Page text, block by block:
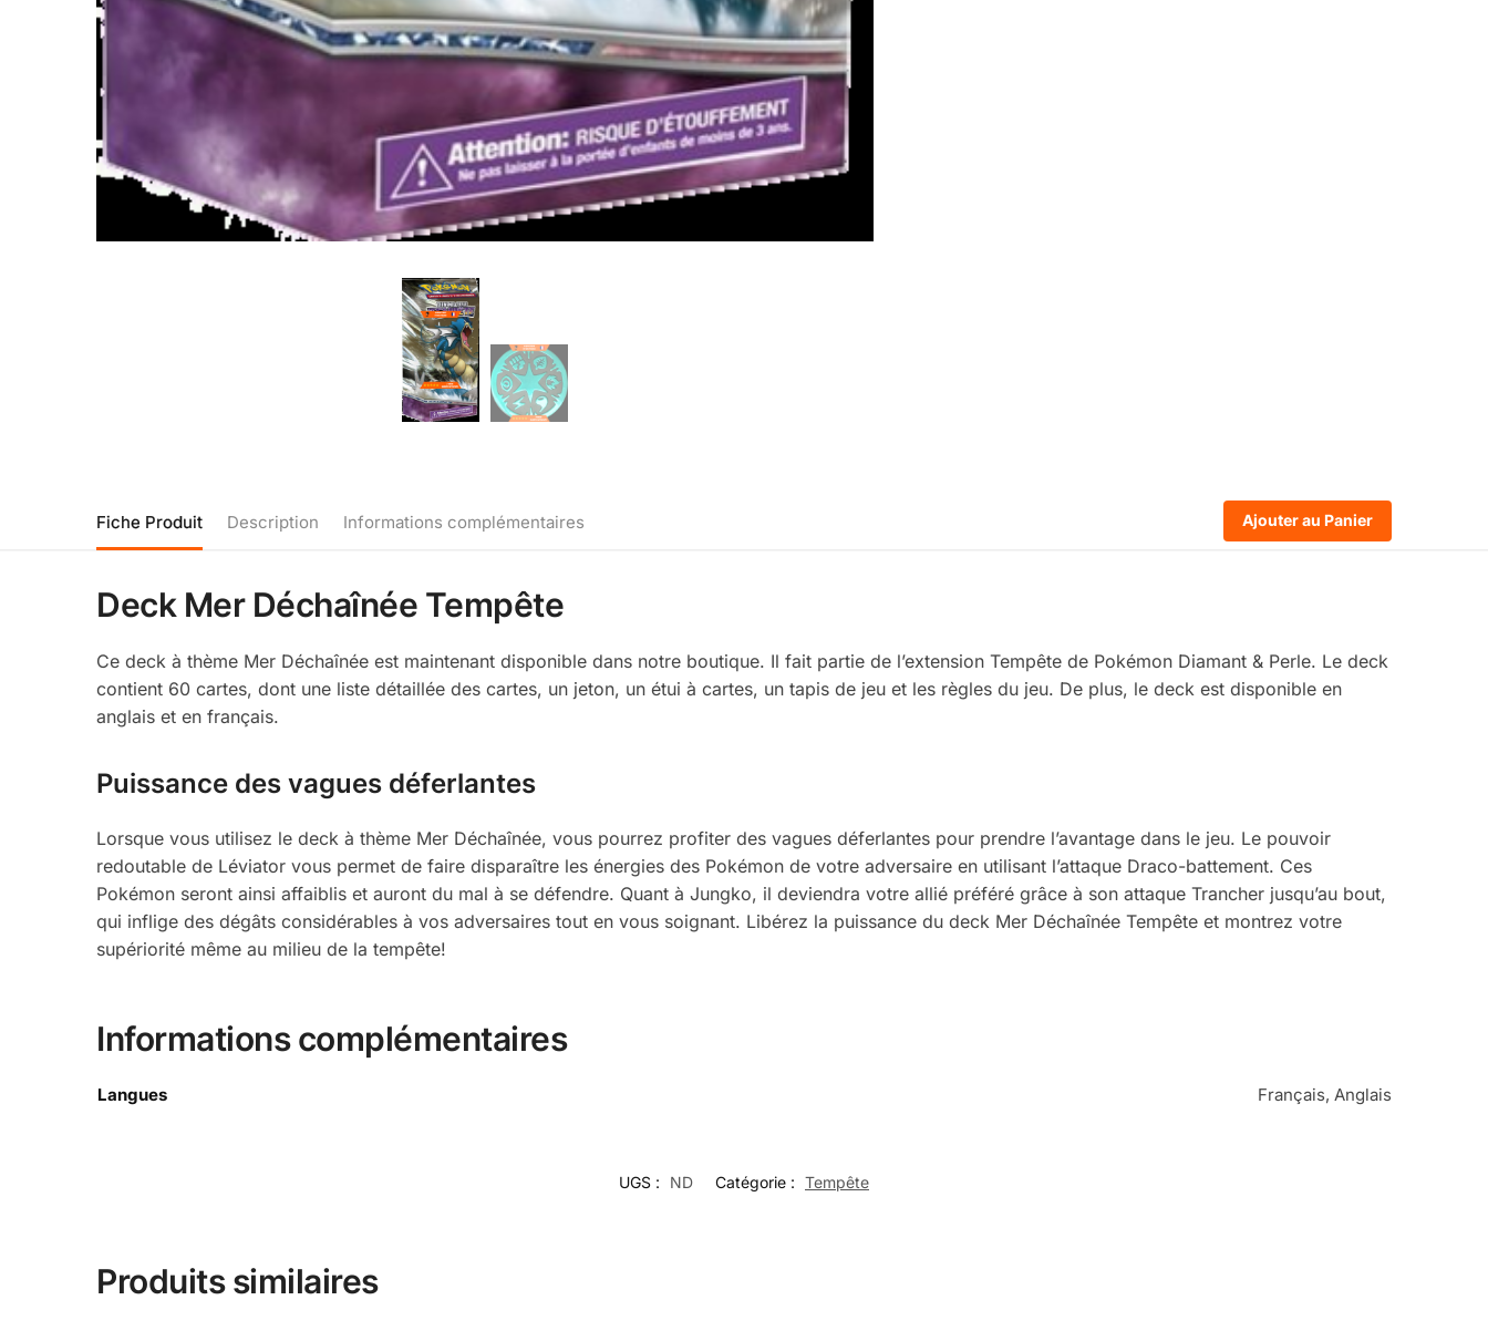
Fiche Produit Description Informations complémentaires Ajouter au Panier
Deck Mer Déchaînée Tempête
Ce deck à thème Mer Déchaînée est maintenant disponible dans notre boutique. Il fait partie de l’extension Tempête de Pokémon Diamant & Perle. Le deck
contient 60 cartes, dont une liste détaillée des cartes, un jeton, un étui à cartes, un tapis de jeu et les règles du jeu. De plus, le deck est disponible en
anglais et en français.
Puissance des vagues déferlantes
Lorsque vous utilisez le deck à thème Mer Déchaînée, vous pourrez profiter des vagues déferlantes pour prendre l’avantage dans le jeu. Le pouvoir
redoutable de Léviator vous permet de faire disparaître les énergies des Pokémon de votre adversaire en utilisant l’attaque Draco-battement. Ces
Pokémon seront ainsi affaiblis et auront du mal à se défendre. Quant à Jungko, il deviendra votre allié préféré grâce à son attaque Trancher jusqu’au bout,
qui inflige des dégâts considérables à vos adversaires tout en vous soignant. Libérez la puissance du deck Mer Déchaînée Tempête et montrez votre
supériorité même au milieu de la tempête!
Informations complémentaires
Langues Français, Anglais
UGS : ND Catégorie : Tempête
Produits similaires